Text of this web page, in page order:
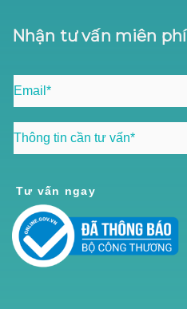
Nhận tư vấn miên phí
Tư vấn ngay